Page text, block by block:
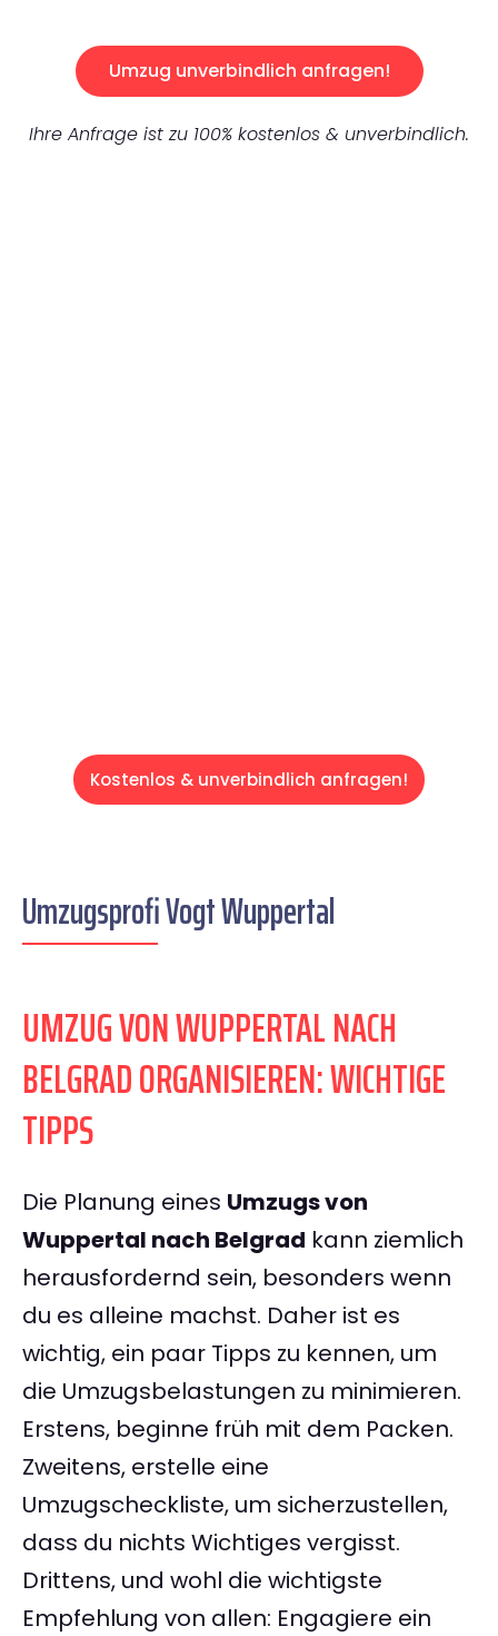
Umzug unverbindlich anfragen!
Ihre Anfrage ist zu 100% kostenlos & unverbindlich.
Kostenlos & unverbindlich anfragen!
Umzugsprofi Vogt Wuppertal
UMZUG VON WUPPERTAL NACH
BELGRAD ORGANISIEREN: WICHTIGE
TIPPS
Die Planung eines Umzugs von
Wuppertal nach Belgrad kann ziemlich
herausfordernd sein, besonders wenn
du es alleine machst. Daher ist es
wichtig, ein paar Tipps zu kennen, um
die Umzugsbelastungen zu minimieren.
Erstens, beginne früh mit dem Packen.
Zweitens, erstelle eine
Umzugscheckliste, um sicherzustellen,
dass du nichts Wichtiges vergisst.
Drittens, und wohl die wichtigste
Empfehlung von allen: Engagiere ein